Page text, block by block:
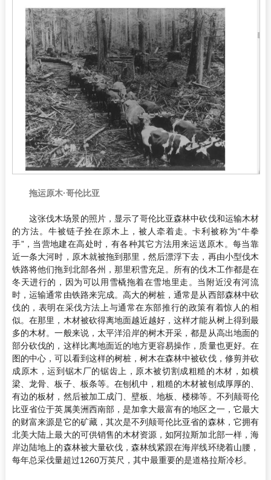
拖运原木·哥伦比亚
这张伐木场景的照片，显示了哥伦比亚森林中砍伐和运输木材
的方法。牛被链子拴在原木上，被人牵着走。卡利被称为“牛拳
手”，当营地建在高处时，有各种其它方法用来运送原木。每当靠
近一条大河时，原木就被拖到那里，然后漂浮下去，再由小型伐木
铁路将他们拖到北部各州，那里积雪充足。所有的伐木工作都是在
冬天进行的，因为可以用雪橇拖着在雪地里走。当附近没有河流
时，运输通常由铁路来完成。高大的树桩，通常是从西部森林中砍
伐的，表明在采伐方法上与通常在东部推行的政策有着惊人的相
似。在那里，木材被砍得离地面越近越好，这样才能从树上得到最
多的木材。一般来说，太平洋沿岸的树木开采，都是从高出地面的
部分砍伐的，这样比离地面近的地方更容易操作，质量也更好。在
图的中心，可以看到这样的树桩，树木在森林中被砍伐，修剪并砍
成原木，运到锯木厂的锯齿上，原木被切割成粗糙的木材，如横
梁、龙骨、板子、板条等。在刨机中，粗糙的木材被刨成厚厚的、
有边的板材，然后被加工成门、壁板、地板、楼梯等。不列颠哥伦
比亚省位于英属美洲西南部，是加拿大最富有的地区之一，它最大
的财富来源是它的矿藏，其次是不列颠哥伦比亚省的森林，它拥有
北美大陆上最大的可供销售的木材资源，如阿拉斯加北部一样，海
岸边陆地上的森林被大量砍伐，森林线紧跟在海岸线环绕着山腰，
每年总采伐量超过1260万英尺，其中最重要的是道格拉斯冷杉。